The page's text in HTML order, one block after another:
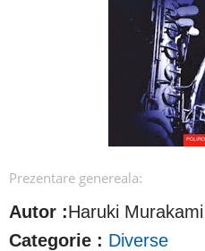
Prezentare genereala:
Autor :Haruki Murakami
Categorie : Diverse